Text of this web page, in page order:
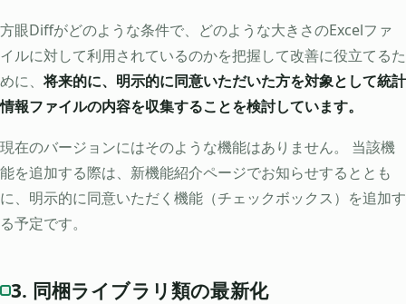
方眼Diffがどのような条件で、どのような大きさのExcelファ
イルに対して利用されているのかを把握して改善に役立てるた
めに、将来的に、明示的に同意いただいた方を対象として統計
情報ファイルの内容を収集することを検討しています。
現在のバージョンにはそのような機能はありません。 当該機
能を追加する際は、新機能紹介ページでお知らせするととも
に、明示的に同意いただく機能（チェックボックス）を追加す
る予定です。
3. 同梱ライブラリ類の最新化